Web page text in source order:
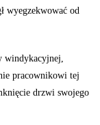
wyegzekwować od
windykacyjnej,
pracownikowi tej
drzwi swojego